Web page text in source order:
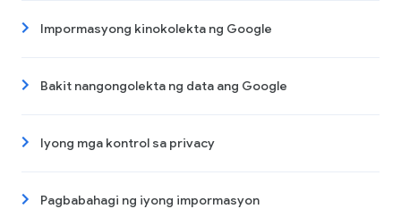
Impormasyong kinokolekta ng Google
Bakit nangongolekta ng data ang Google
Iyong mga kontrol sa privacy
Pagbabahagi ng iyong impormasyon